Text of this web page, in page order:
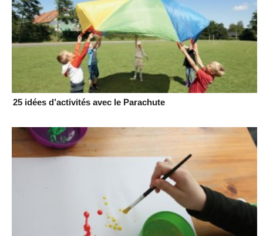
25 idées d’activités avec le Parachute